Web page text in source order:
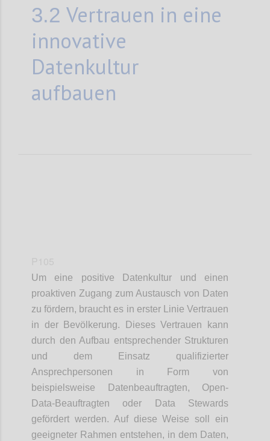
3.2 Vertrauen in eine
innovative
Datenkultur
aufbauen
Um eine positive Datenkultur und einen
proaktiven Zugang zum Austausch von Daten
zu fördern, braucht es in erster Linie Vertrauen
in der Bevölkerung. Dieses Vertrauen kann
durch den Aufbau entsprechender Strukturen
und dem Einsatz qualifizierter
Ansprechpersonen in Form von
beispielsweise Datenbeauftragten, Open-
Data-Beauftragten oder Data Stewards
gefördert werden. Auf diese Weise soll ein
geeigneter Rahmen entstehen, in dem Daten,